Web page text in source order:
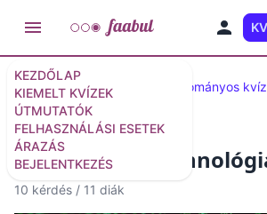
KEZDŐLAP
KIEMELT KVÍZEK
ÚTMUTATÓK
FELHASZNÁLÁSI ESETEK
ÁRAZÁS
BEJELENTKEZÉS
Kiválasztott kvízek 50 tudományos
Információs
10 kérdés / 11 diák